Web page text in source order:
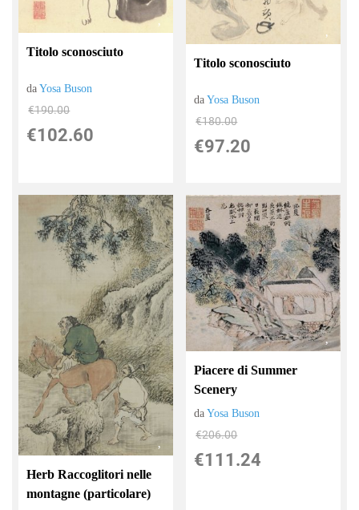
Titolo sconosciuto
daYosa Buson
€190.00
€102.60
Titolo sconosciuto
daYosa Buson
€180.00
€97.20
Herb Raccoglitori nelle
montagne (particolare)
Piacere di Summer
Scenery
daYosa Buson
€206.00
€111.24